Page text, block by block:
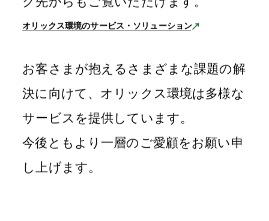
オリックス環境のサービス・ソリューション
お客さまが抱えるさまざまな課題の解
決に向けて、オリックス環境は多様な
サービスを提供しています。
今後ともより一層のご愛顧をお願い申
し上げます。
&